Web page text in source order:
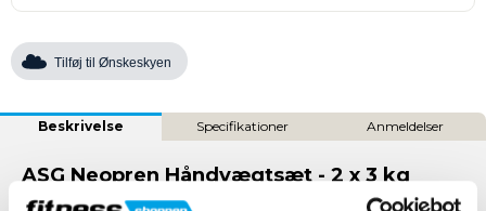
Tilføj til Ønskeskyen
Beskrivelse Specifikationer Anmeldelser
ASG Neopren Håndvægtsæt - 2 x 3 kg